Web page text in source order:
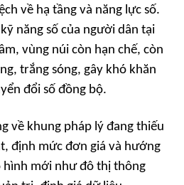
về hạ tầng và năng lực số.
năng số của người dân tại
vùng núi còn hạn chế, còn
trắng sóng, gây khó khăn
đổi số đồng bộ.
về khung pháp lý đang thiếu
định mức đơn giá và hướng
hình mới như đô thị thông